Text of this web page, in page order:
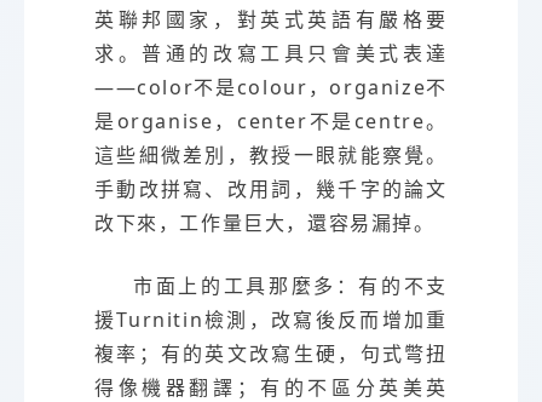
英聯邦國家，對英式英語有嚴格要
求。普通的改寫工具只會美式表達
——color不是colour，organize不
是organise，center不是centre。
這些細微差別，教授一眼就能察覺。
手動改拼寫、改用詞，幾千字的論文
改下來，工作量巨大，還容易漏掉。
市面上的工具那麼多：有的不支
援Turnitin檢測，改寫後反而增加重
複率；有的英文改寫生硬，句式彆扭
得像機器翻譯；有的不區分英美英